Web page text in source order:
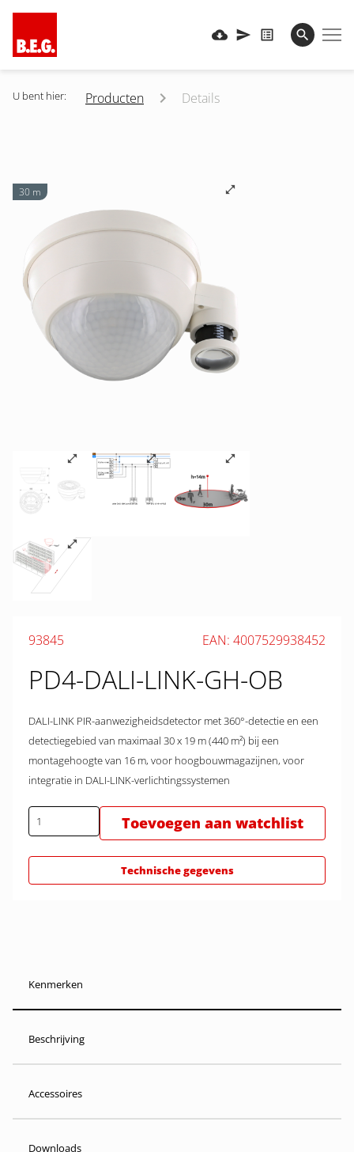
U bent hier: Producten Details
30 m
93845 EAN: 4007529938452
PD4-DALI-LINK-GH-OB
DALI-LINK PIR-aanwezigheidsdetector met 360°-detectie en een
detectiegebied van maximaal 30 x 19 m (440 m²) bij een
montagehoogte van 16 m, voor hoogbouwmagazijnen, voor
integratie in DALI-LINK-verlichtingssystemen
Toevoegen aan watchlist
Technische gegevens
Kenmerken
Beschrijving
Accessoires
Downloads